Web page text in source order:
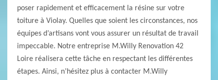
poser rapidement et efficacement la résine sur votre
toiture à Violay. Quelles que soient les circonstances, nos
équipes d’artisans vont vous assurer un résultat de travail
impeccable. Notre entreprise M.Willy Renovation 42
Loire réalisera cette tâche en respectant les différentes
étapes. Ainsi, n’hésitez plus à contacter M.Willy